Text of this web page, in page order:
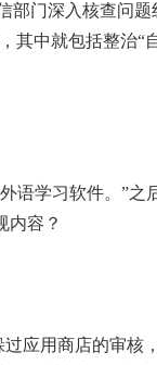
部门深入核查问题
其中就包括整治“
学习软件。”之
内容？
应用商店的审核